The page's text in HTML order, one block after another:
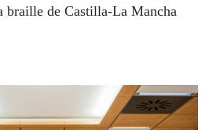
braille de Castilla-La Mancha